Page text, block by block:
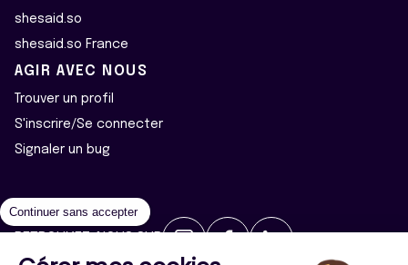
shesaid.so
shesaid.so France
AGIR AVEC NOUS
Trouver un profil
S'inscrire/Se connecter
Signaler un bug
Continuer sans accepter